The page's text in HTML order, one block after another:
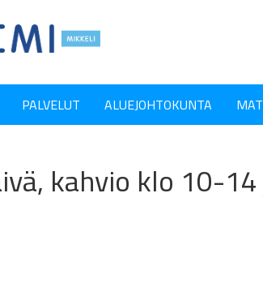
PALVELUT ALUEJOHTOKUNTA
kahvio klo 10-